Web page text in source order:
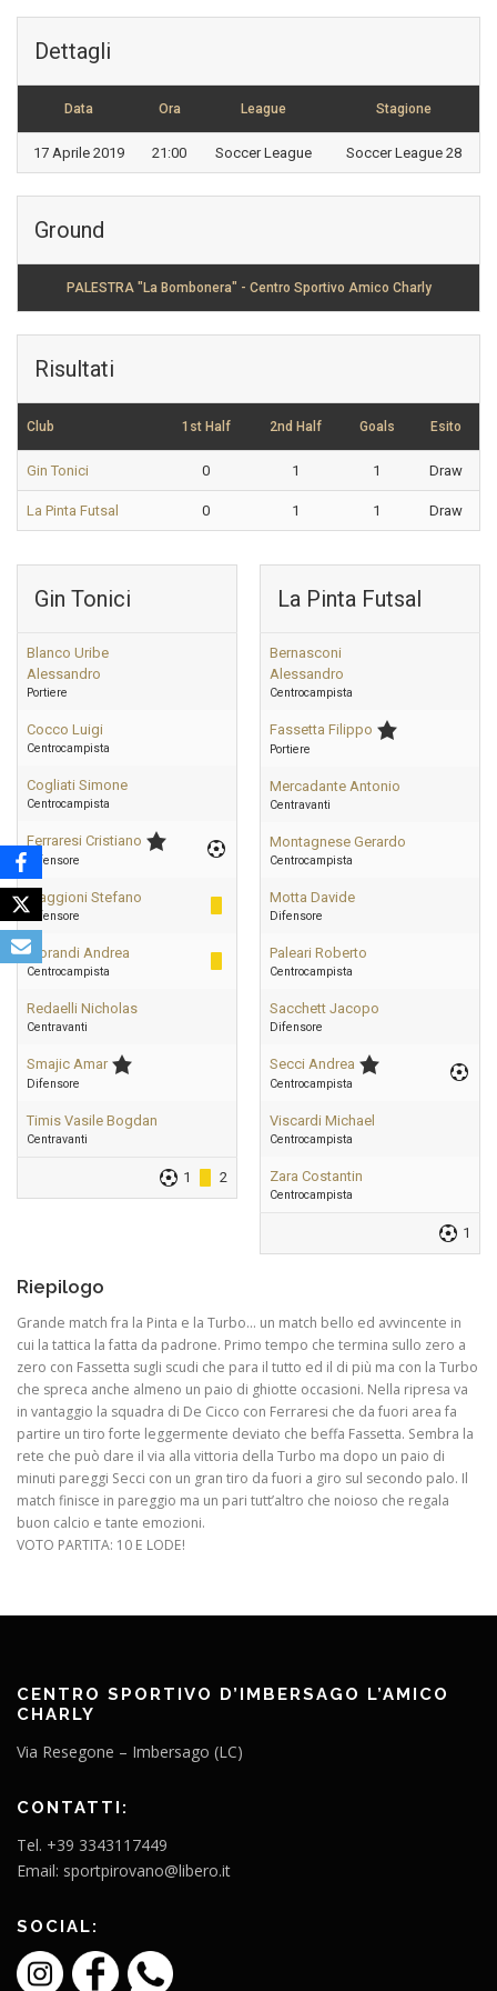
Dettagli
Data Ora League Stagione
17 Aprile 2019 21:00 Soccer League Soccer League 28
Ground
PALESTRA "La Bombonera" - Centro Sportivo Amico Charly
Risultati
Club 1st Half 2nd Half Goals Esito
Gin Tonici 0 1 1 Draw
La Pinta Futsal 0 1 1 Draw
Gin Tonici
Blanco Uribe
Alessandro
Portiere
Cocco Luigi
Centrocampista
Cogliati Simone
Centrocampista
Ferraresi Cristiano
Difensore
Maggioni Stefano
Difensore
Morandi Andrea
Centrocampista
Redaelli Nicholas
Centravanti
Smajic Amar
Difensore
Timis Vasile Bogdan
Centravanti
1 2
La Pinta Futsal
Bernasconi
Alessandro
Centrocampista
Fassetta Filippo
Portiere
Mercadante Antonio
Centravanti
Montagnese Gerardo
Centrocampista
Motta Davide
Difensore
Paleari Roberto
Centrocampista
Sacchett Jacopo
Difensore
Secci Andrea
Centrocampista
Viscardi Michael
Centrocampista
Zara Costantin
Centrocampista
1
Riepilogo
Grande match fra la Pinta e la Turbo… un match bello ed avvincente in
cui la tattica la fatta da padrone. Primo tempo che termina sullo zero a
zero con Fassetta sugli scudi che para il tutto ed il di più ma con la Turbo
che spreca anche almeno un paio di ghiotte occasioni. Nella ripresa va
in vantaggio la squadra di De Cicco con Ferraresi che da fuori area fa
partire un tiro forte leggermente deviato che beffa Fassetta. Sembra la
rete che può dare il via alla vittoria della Turbo ma dopo un paio di
minuti pareggi Secci con un gran tiro da fuori a giro sul secondo palo. Il
match finisce in pareggio ma un pari tutt’altro che noioso che regala
buon calcio e tante emozioni.
VOTO PARTITA: 10 E LODE!
CENTRO SPORTIVO D’IMBERSAGO L’AMICO
CHARLY
Via Resegone – Imbersago (LC)
CONTATTI:
Tel. +39 3343117449
Email: sportpirovano@libero.it
SOCIAL: